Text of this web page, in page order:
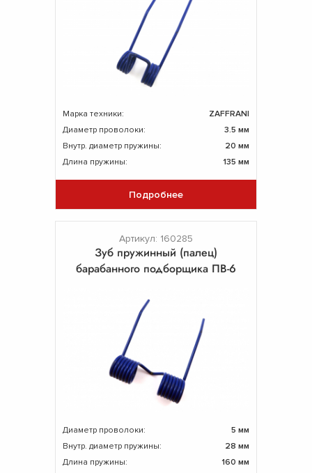
Марка техники:
ZAFFRANI
Диаметр проволоки:
3.5 мм
Внутр. диаметр пружины:
20 мм
Длина пружины:
135 мм
Подробнее
Артикул: 160285
Зуб пружинный (палец)
барабанного подборщика ПВ-6
Диаметр проволоки:
5 мм
Внутр. диаметр пружины:
28 мм
Длина пружины:
160 мм